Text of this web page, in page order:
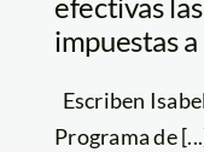
impuestas
Escriben
Programa de